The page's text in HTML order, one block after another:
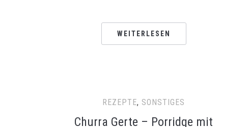
WEITERLESEN
REZEPTE, SONSTIGES
Churra Gerte – Porridge mit